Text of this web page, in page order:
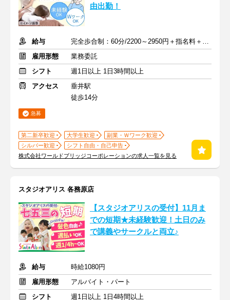
由出勤！
給与
完全歩合制：60分/2200～2950円＋指名料＋インセンティブ
雇用形態
業務委託
シフト
週1日以上 1日3時間以上
アクセス
垂井駅
徒歩14分
急募
第二新卒歓迎 大学生歓迎
副業・Ｗワーク歓迎
シルバー歓迎
シフト自由・自己申告
株式会社ワールドブリッジコーポレーションの求人一覧を見る
スタジオアリス 各務原店
【スタジオアリスの受付】11月ま
での短期★未経験歓迎！土日のみ
で講義やサークルと両立♪
給与
時給1080円
雇用形態
アルバイト・パート
シフト
週1日以上 1日4時間以上